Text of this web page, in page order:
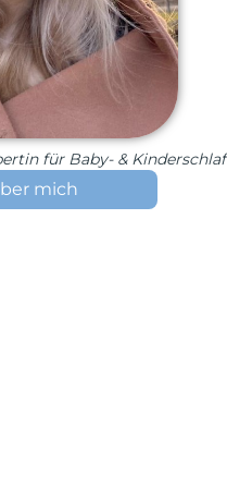
für Baby- & Kinderschlaf
mich